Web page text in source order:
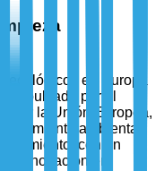
ecológicos en Europa
impulsado por el
por la Unión Europea,
ambiental.
con un
innovación en